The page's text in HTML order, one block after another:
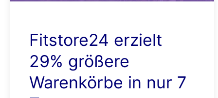
Fitstore24 erzielt
29% größere
Warenkörbe in nur 7